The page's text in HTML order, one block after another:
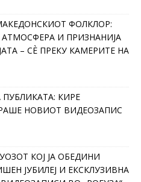
ФОЛКЛОР:
И ПРИЗНАНИЈА
– СÈ ПРЕКУ КАМЕРИТЕ НА
ПУБЛИКАТА: КИРЕ
НОВИОТ ВИДЕОЗАПИС
КОЈ ЈА ОБЕДИНИ
ЈУБИЛЕЈ И ЕКСКЛУЗИВНА